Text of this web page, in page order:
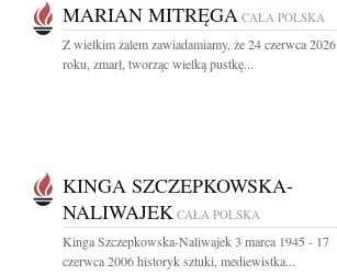
MARIAN MITRĘGA CAŁA POLSKA
Z wielkim żalem zawiadamiamy, że 24 czerwca 2026
roku, zmarł, tworząc wielką pustkę...
KINGA SZCZEPKOWSKA-
NALIWAJEK CAŁA POLSKA
Kinga Szczepkowska-Naliwajek 3 marca 1945 - 17
czerwca 2006 historyk sztuki, mediewistka...